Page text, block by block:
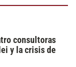
consultoras
y la crisis de